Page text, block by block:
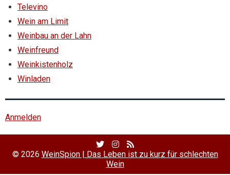
Televino
Wein am Limit
Weinbau an der Lahn
Weinfreund
Weinkistenholz
Winladen
Anmelden
Twitter
Profile
Facebook
Profile
RSS
Feed
© 2026 WeinSpion | Das Leben ist zu kurz für schlechten
Wein